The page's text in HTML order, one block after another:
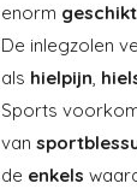
enorm geschikt
De inlegzolen
als hielpijn,
Sports
van
de enkels